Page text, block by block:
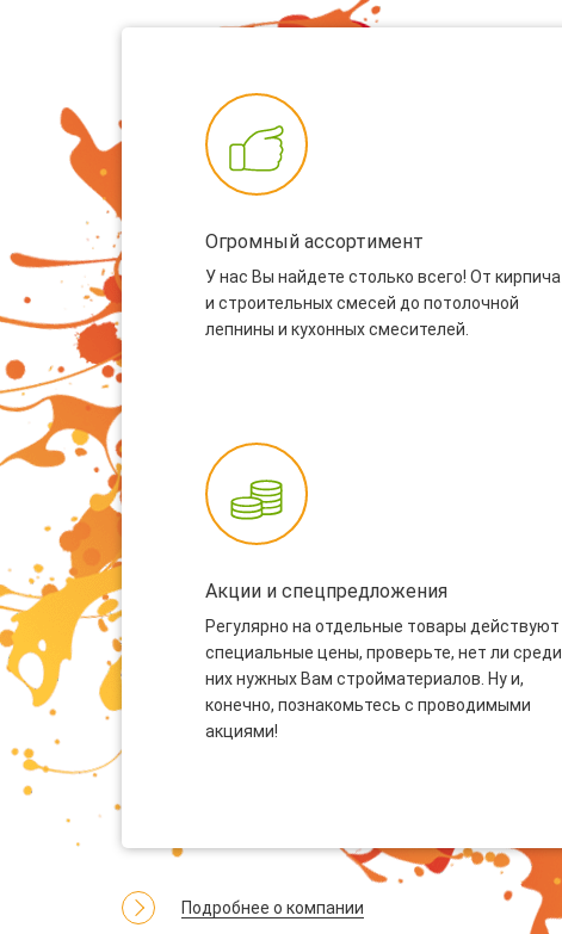
Огромный ассортимент
У нас Вы найдете столько всего! От кирпича
и строительных смесей до потолочной
лепнины и кухонных смесителей.
Акции и спецпредложения
Регулярно на отдельные товары действуют
специальные цены, проверьте, нет ли среди
них нужных Вам стройматериалов. Ну и,
конечно, познакомьтесь с проводимыми
акциями!
Подробнее о компании